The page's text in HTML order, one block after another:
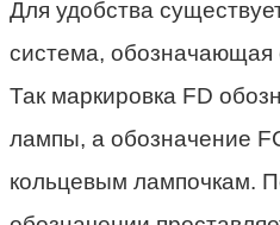
Для удобства
система,
Так маркировка FD
лампы, а обозначение
кольцевым лампочкам.